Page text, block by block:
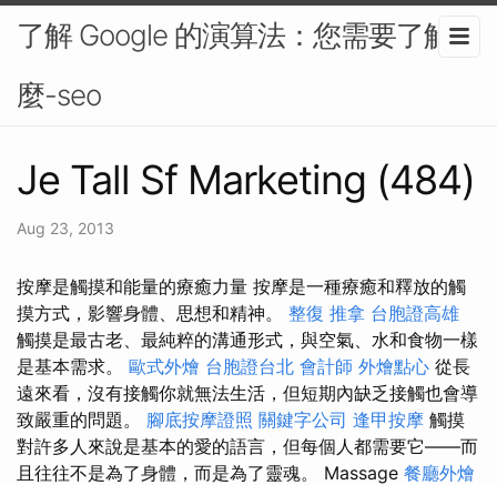
了解 Google 的演算法：您需要了解什
麼-seo
Je Tall Sf Marketing (484)
Aug 23, 2013
按摩是觸摸和能量的療癒力量 按摩是一種療癒和釋放的觸
摸方式，影響身體、思想和精神。 整復 推拿 台胞證高雄
觸摸是最古老、最純粹的溝通形式，與空氣、水和食物一樣
是基本需求。 歐式外燴 台胞證台北 會計師 外燴點心 從長
遠來看，沒有接觸你就無法生活，但短期內缺乏接觸也會導
致嚴重的問題。 腳底按摩證照 關鍵字公司 逢甲按摩 觸摸
對許多人來說是基本的愛的語言，但每個人都需要它——而
且往往不是為了身體，而是為了靈魂。 Massage 餐廳外燴